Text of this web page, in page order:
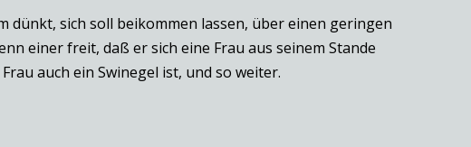
dünkt, sich soll beikommen lassen, über einen geringen
einer freit, daß er sich eine Frau aus seinem Stande
auch ein Swinegel ist, und so weiter.